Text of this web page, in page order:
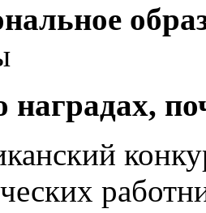
наградах,